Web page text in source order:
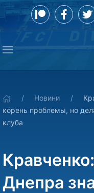
Новини
корень проблемы, но
клуба
Днепра